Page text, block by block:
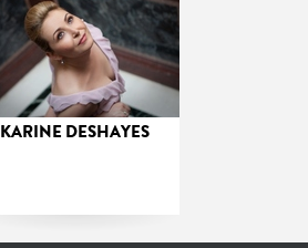
KARINE DESHAYES